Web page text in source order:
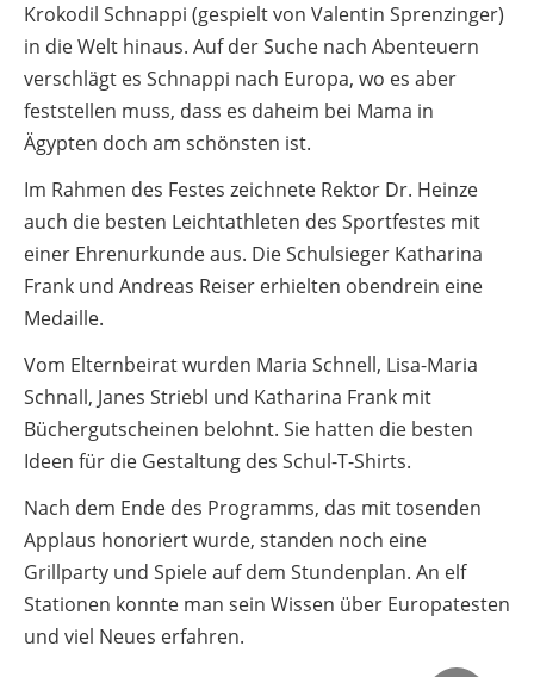
Krokodil Schnappi (gespielt von Valentin Sprenzinger)
in die Welt hinaus. Auf der Suche nach Abenteuern
verschlägt es Schnappi nach Europa, wo es aber
feststellen muss, dass es daheim bei Mama in
Ägypten doch am schönsten ist.
Im Rahmen des Festes zeichnete Rektor Dr. Heinze
auch die besten Leichtathleten des Sportfestes mit
einer Ehrenurkunde aus. Die Schulsieger Katharina
Frank und Andreas Reiser erhielten obendrein eine
Medaille.
Vom Elternbeirat wurden Maria Schnell, Lisa-Maria
Schnall, Janes Striebl und Katharina Frank mit
Büchergutscheinen belohnt. Sie hatten die besten
Ideen für die Gestaltung des Schul-T-Shirts.
Nach dem Ende des Programms, das mit tosenden
Applaus honoriert wurde, standen noch eine
Grillparty und Spiele auf dem Stundenplan. An elf
Stationen konnte man sein Wissen über Europatesten
und viel Neues erfahren.